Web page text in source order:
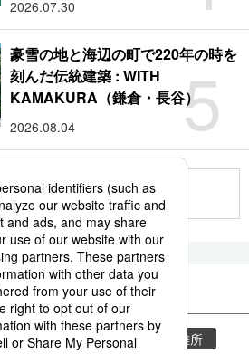
2026.07.30
5
豪雪の地と海辺の町で220年の時を
刻んだ伝統建築 : WITH
KAMAKURA（鎌倉・長谷）
2026.08.04
もっと見る
ド
気象・災害 災害 避難所